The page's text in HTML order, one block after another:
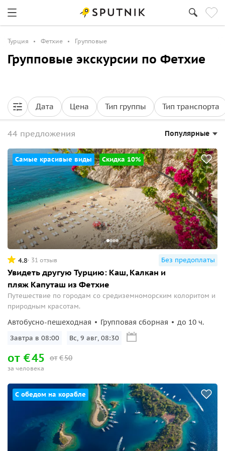
Турция Фетхие Групповые
Групповые экскурсии по Фетхие
Дата Цена Тип группы Тип транспорта
44 предложения Популярные
Самые красивые виды Скидка 10%
4.8 31 отзыв Без предоплаты
Увидеть другую Турцию: Каш, Калкан и
пляж Капуташ из Фетхие
Путешествие по городам со средиземноморским колоритом и
природным красотам.
Автобусно-пешеходная Групповая сборная до 10 ч.
Завтра в 08:00 Вс, 9 авг, 08:30
от €50
от €45
за человека
С обедом на корабле